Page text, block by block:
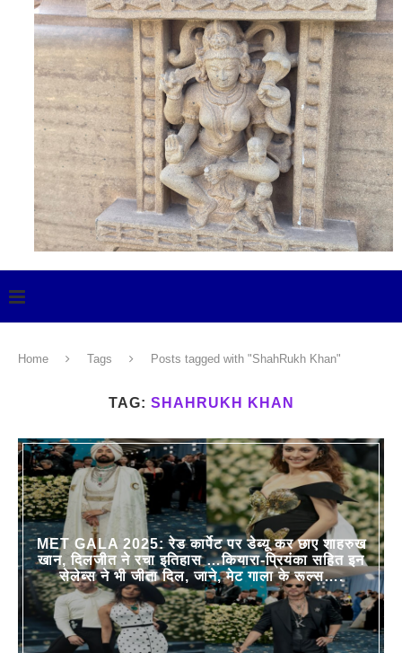
Home Tags Posts tagged with "ShahRukh Khan"
TAG: SHAHRUKH KHAN
MET GALA 2025: रेड कार्पेट पर डेब्यू कर छाए शाहरुख
खान, दिलजीत ने रचा इतिहास …कियारा-प्रियंका सहित इन
सेलेब्स ने भी जीता दिल, जाने, मेट गाला के रूल्स….